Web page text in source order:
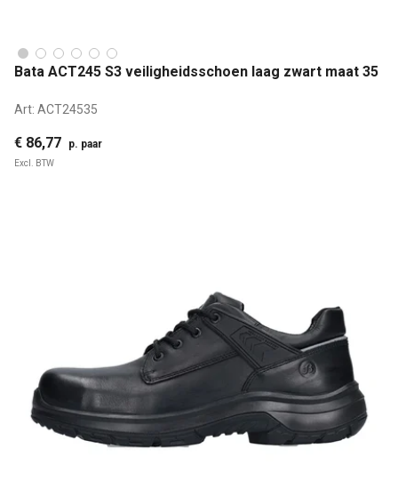
Bata ACT245 S3 veiligheidsschoen laag zwart maat 35
Art: ACT24535
€ 86,77 p. paar
Excl. BTW